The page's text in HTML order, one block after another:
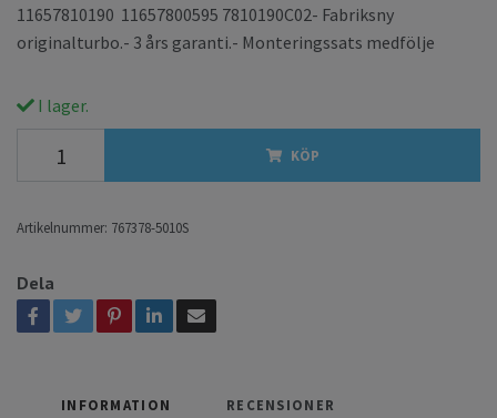
11657810190 11657800595 7810190C02- Fabriksny
originalturbo.- 3 års garanti.- Monteringssats medfölje
I lager.
KÖP
Artikelnummer: 767378-5010S
Dela
INFORMATION RECENSIONER